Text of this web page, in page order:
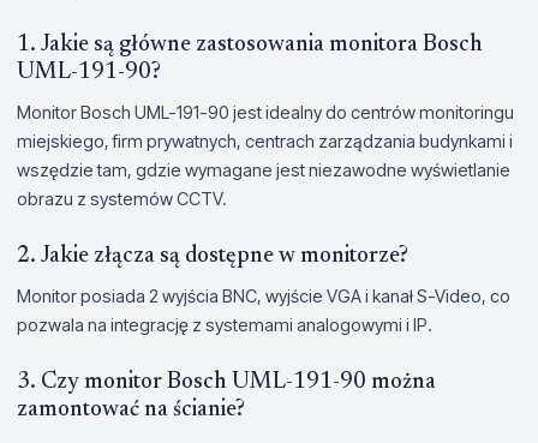
1. Jakie są główne zastosowania monitora Bosch
UML-191-90?
Monitor Bosch UML-191-90 jest idealny do centrów monitoringu
miejskiego, firm prywatnych, centrach zarządzania budynkami i
wszędzie tam, gdzie wymagane jest niezawodne wyświetlanie
obrazu z systemów CCTV.
2. Jakie złącza są dostępne w monitorze?
Monitor posiada 2 wyjścia BNC, wyjście VGA i kanał S-Video, co
pozwala na integrację z systemami analogowymi i IP.
3. Czy monitor Bosch UML-191-90 można
zamontować na ścianie?